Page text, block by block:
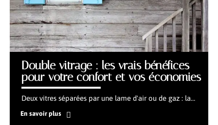
Double vitrage : les vrais bénéfices
pour votre confort et vos économies
Deux vitres séparées par une lame d'air ou de gaz : la…
En savoir plus